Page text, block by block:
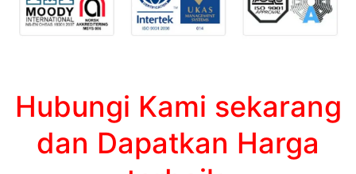
Hubungi Kami sekarang
dan Dapatkan Harga